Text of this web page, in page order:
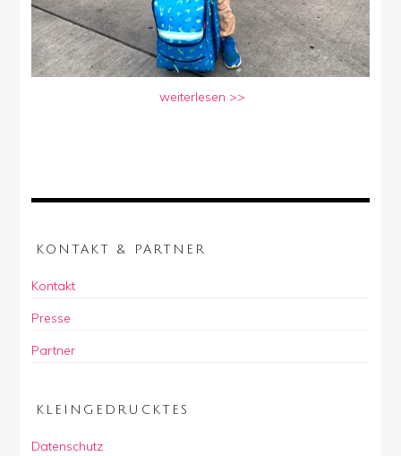
weiterlesen >>
KONTAKT & PARTNER
Kontakt
Presse
Partner
KLEINGEDRUCKTES
Datenschutz